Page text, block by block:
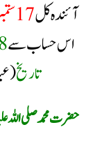
آئندہ کل17ستمبر بروز اتوار
اس حساب سے
تاریخ
حضرت محمد صلی